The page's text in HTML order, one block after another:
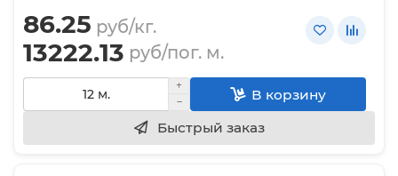
86.25 руб/кг.
13222.13 руб/пог. м.
В корзину
Быстрый заказ